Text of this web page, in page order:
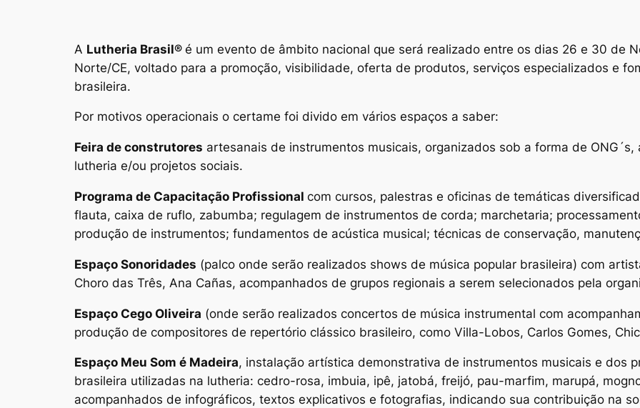
A Lutheria Brasil® é um evento de âmbito nacional que será realizado entre os dias 26 e 30 de
Norte/CE, voltado para a promoção, visibilidade, oferta de produtos, serviços especializados e
brasileira.
Por motivos operacionais o certame foi divido em vários espaços a saber:
Feira de construtores artesanais de instrumentos musicais, organizados sob a forma de
lutheria e/ou projetos sociais.
Programa de Capacitação Profissional com cursos, palestras e oficinas de temáticas
flauta, caixa de ruflo, zabumba; regulagem de instrumentos de corda; marchetaria;
produção de instrumentos; fundamentos de acústica musical; técnicas de conservação,
Espaço Sonoridades (palco onde serão realizados shows de música popular brasileira) com
Choro das Três, Ana Cañas, acompanhados de grupos regionais a serem selecionados pela
Espaço Cego Oliveira (onde serão realizados concertos de música instrumental com
produção de compositores de repertório clássico brasileiro, como Villa-Lobos, Carlos Gomes,
Espaço Meu Som é Madeira, instalação artística demonstrativa de instrumentos musicais e dos
brasileira utilizadas na lutheria: cedro-rosa, imbuia, ipê, jatobá, freijó, pau-marfim, marupá,
acompanhados de infográficos, textos explicativos e fotografias, indicando sua contribuição na